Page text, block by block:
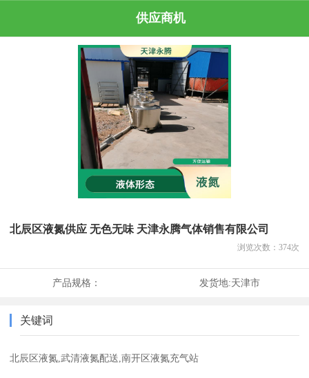
供应商机
北辰区液氮供应 无色无味 天津永腾气体销售有限公司
浏览次数： 374次
产品规格： 发货地:天津市
关键词
北辰区液氮,武清液氮配送,南开区液氮充气站